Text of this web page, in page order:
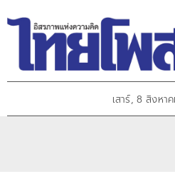
เสาร์, 8 สิงหา